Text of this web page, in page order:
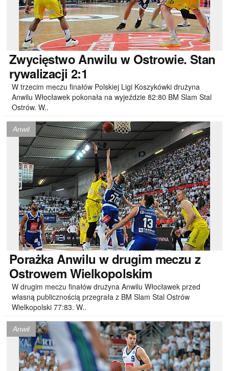
ZwycięstwoAnwilu w Ostrowie. Stan
rywalizacji 2:1
W trzecim meczu finałów Polskiej Ligi Koszykówki drużyna
Anwilu Włocławek pokonała na wyjeździe 82:80 BM Slam Stal
Ostrów. W..
Anwil
PorażkaAnwilu w drugim meczu z
Ostrowem Wielkopolskim
W drugim meczu finałów drużyna Anwilu Włocławek przed
własną publicznością przegrała z BM Slam Stal Ostrów
Wielkopolski 77:83. W..
Anwil